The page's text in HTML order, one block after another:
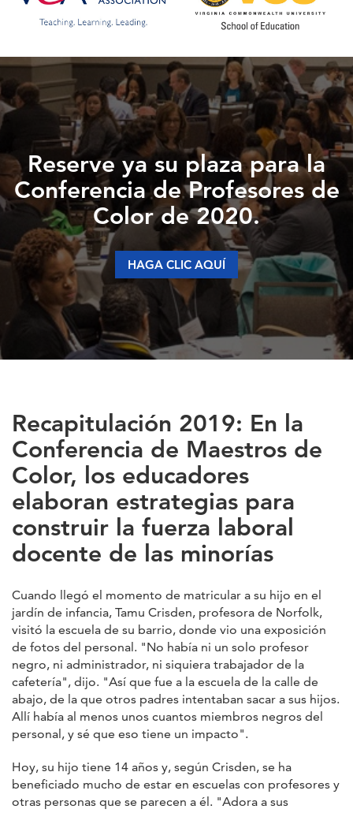
Reserve ya su plaza para la
Conferencia de Profesores de
Color de 2020.
HAGA CLIC AQUÍ
Recapitulación 2019: En la
Conferencia de Maestros de
Color, los educadores
elaboran estrategias para
construir la fuerza laboral
docente de las minorías
Cuando llegó el momento de matricular a su hijo en el
jardín de infancia, Tamu Crisden, profesora de Norfolk,
visitó la escuela de su barrio, donde vio una exposición
de fotos del personal. "No había ni un solo profesor
negro, ni administrador, ni siquiera trabajador de la
cafetería", dijo. "Así que fue a la escuela de la calle de
abajo, de la que otros padres intentaban sacar a sus hijos.
Allí había al menos unos cuantos miembros negros del
personal, y sé que eso tiene un impacto".
Hoy, su hijo tiene 14 años y, según Crisden, se ha
beneficiado mucho de estar en escuelas con profesores y
otras personas que se parecen a él. "Adora a sus